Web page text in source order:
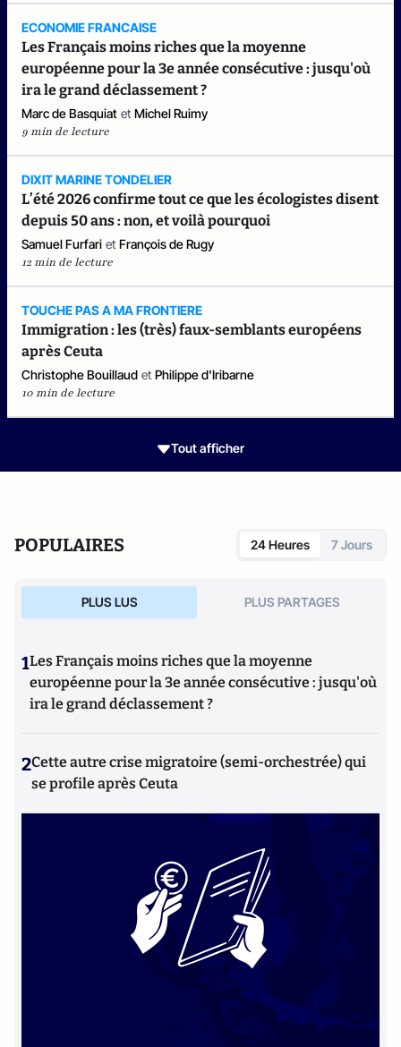
ECONOMIE FRANCAISE
Les Français moins riches que la moyenne
européenne pour la 3e année consécutive : jusqu'où
ira le grand déclassement ?
Marc de Basquiat et Michel Ruimy
9 min de lecture
DIXIT MARINE TONDELIER
L’été 2026 confirme tout ce que les écologistes disent
depuis 50 ans : non, et voilà pourquoi
Samuel Furfari et François de Rugy
12 min de lecture
TOUCHE PAS A MA FRONTIERE
Immigration : les (très) faux-semblants européens
après Ceuta
Christophe Bouillaud et Philippe d'Iribarne
10 min de lecture
Tout afficher
POPULAIRES 24 Heures 7 Jours
PLUS LUS PLUS PARTAGES
1Les Français moins riches que la moyenne
européenne pour la 3e année consécutive : jusqu'où
ira le grand déclassement ?
2Cette autre crise migratoire (semi-orchestrée) qui
se profile après Ceuta